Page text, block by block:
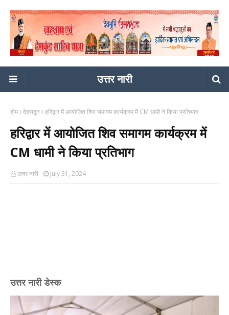
उत्तर नारी
होम देहरादून हरिद्वार में आयोजित शिव समागम कार्यक्रम में CM धामी ने किया प्रतिभाग
हरिद्वार में आयोजित शिव समागम कार्यक्रम में
CM धामी ने किया प्रतिभाग
उत्तर नारी July 31, 2024
उत्तर नारी डेस्क